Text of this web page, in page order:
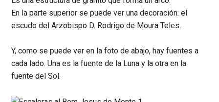
En la parte superior se puede ver una decoración: el
escudo del Arzobispo D. Rodrigo de Moura Teles.
Y, como se puede ver en la foto de abajo, hay fuentes a
cada lado. Una es la fuente de la Luna y la otra en la
fuente del Sol.